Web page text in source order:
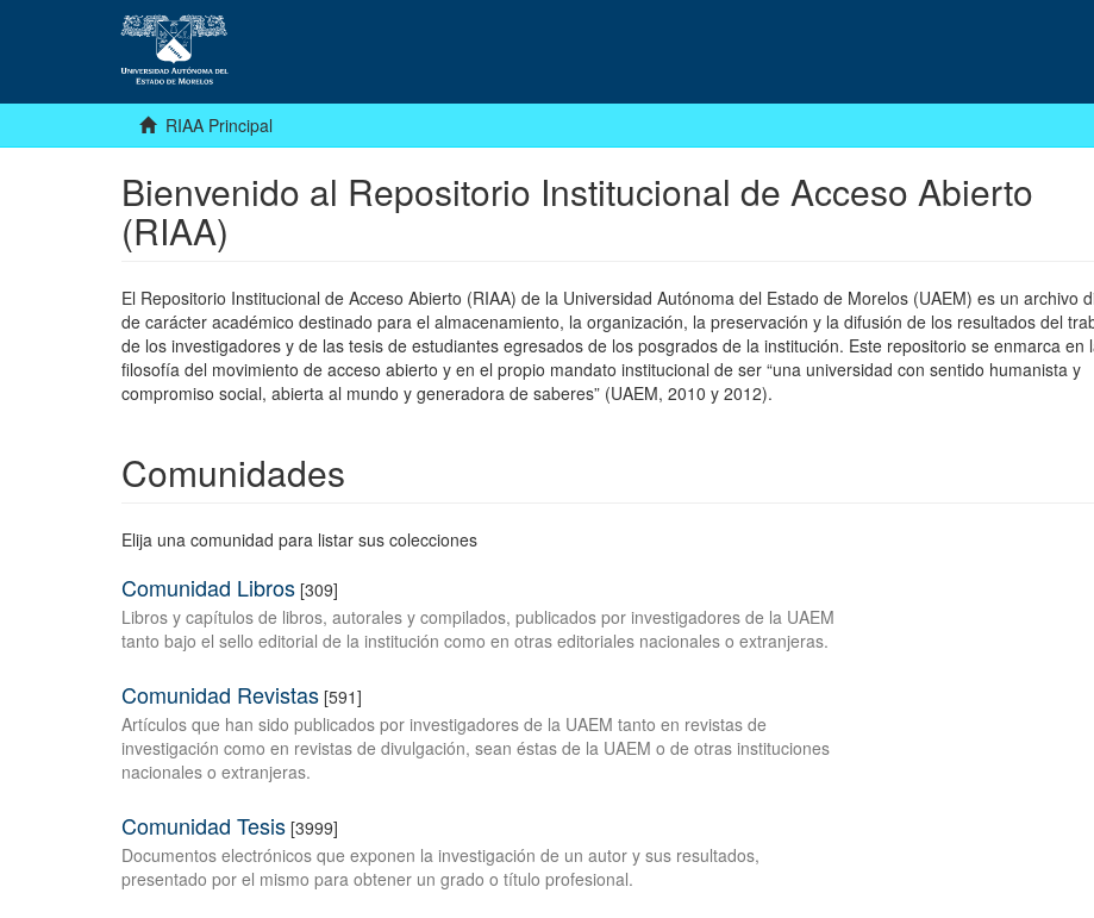
RIAA Principal
Bienvenido al Repositorio Institucional de Acceso Abierto
(RIAA)
El Repositorio Institucional de Acceso Abierto (RIAA) de la Universidad Autónoma del Estado de Morelos (UAEM) es un archivo
de carácter académico destinado para el almacenamiento, la organización, la preservación y la difusión de los resultados del
de los investigadores y de las tesis de estudiantes egresados de los posgrados de la institución. Este repositorio se enmarca en
filosofía del movimiento de acceso abierto y en el propio mandato institucional de ser “una universidad con sentido humanista y
compromiso social, abierta al mundo y generadora de saberes” (UAEM, 2010 y 2012).
Comunidades
Elija una comunidad para listar sus colecciones
Comunidad Libros [309]
Libros y capítulos de libros, autorales y compilados, publicados por investigadores de la UAEM
tanto bajo el sello editorial de la institución como en otras editoriales nacionales o extranjeras.
Comunidad Revistas [591]
Artículos que han sido publicados por investigadores de la UAEM tanto en revistas de
investigación como en revistas de divulgación, sean éstas de la UAEM o de otras instituciones
nacionales o extranjeras.
Comunidad Tesis [3999]
Documentos electrónicos que exponen la investigación de un autor y sus resultados,
presentado por el mismo para obtener un grado o título profesional.